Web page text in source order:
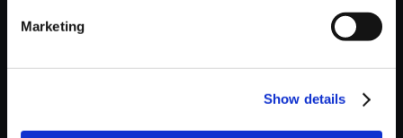
Marketing
Show details